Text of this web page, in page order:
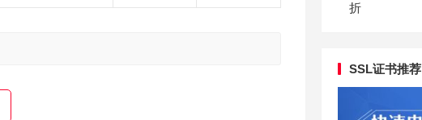
折
SSL证书推荐